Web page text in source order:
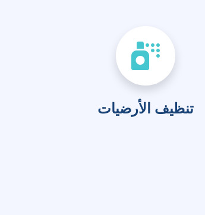
تنظيف الأرضيات